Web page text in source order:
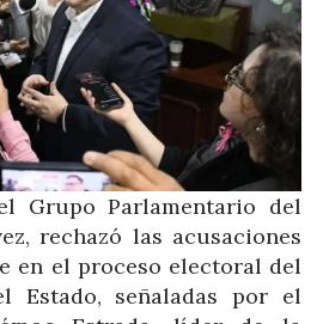
Grupo Parlamentario del
rechazó las acusaciones
en el proceso electoral del
Estado, señaladas por el